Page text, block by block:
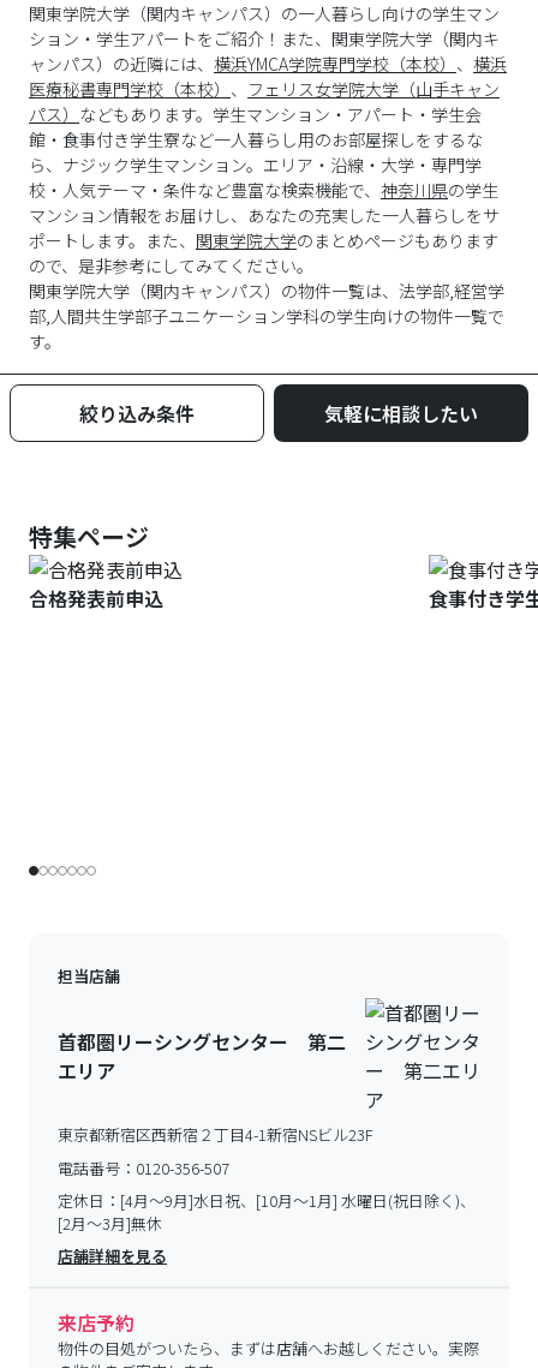
関東学院大学（関内キャンパス）の一人暮らし向けの学生マン
ション・学生アパートをご紹介！また、関東学院大学（関内キ
ャンパス）の近隣には、 横浜YMCA学院専門学校（本校） 、 横浜
医療秘書専門学校（本校） 、 フェリス女学院大学（山手キャン
パス） などもあります。学生マンション・アパート・学生会
館・食事付き学生寮など一人暮らし用のお部屋探しをするな
ら、ナジック学生マンション。エリア・沿線・大学・専門学
校・人気テーマ・条件など豊富な検索機能で、 神奈川県の学生
マンション情報をお届けし、あなたの充実した一人暮らしをサ
ポートします。また、 関東学院大学のまとめページもあります
ので、是非参考にしてみてください。
関東学院大学 （関内キャンパス）の物件一覧は、 法学部,経営学
部,人間共生学部子ユニケーション学科の学生向けの物件一覧で
す。
絞り込み条件 気軽に相談したい
特集ページ
合格発表前申込 食事付き学
担当店舗
首都圏リーシングセンター 第二
エリア
東京都新宿区西新宿２丁目4-1新宿NSビル23F
電話番号： 0120-356-507
定休日： [4月～9月]水日祝、[10月～1月] 水曜日(祝日除く)、
[2月～3月]無休
店舗詳細を見る
来店予約
物件の目処がついたら、まずは店舗へお越しください。実際